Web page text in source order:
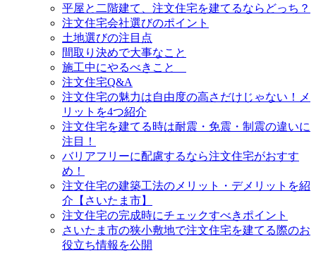
平屋と二階建て、注文住宅を建てるならどっち？
注文住宅会社選びのポイント
土地選びの注目点
間取り決めで大事なこと
施工中にやるべきこと
注文住宅Q&A
注文住宅の魅力は自由度の高さだけじゃない！メ
リットを4つ紹介
注文住宅を建てる時は耐震・免震・制震の違いに
注目！
バリアフリーに配慮するなら注文住宅がおすす
め！
注文住宅の建築工法のメリット・デメリットを紹
介【さいたま市】
注文住宅の完成時にチェックすべきポイント
さいたま市の狭小敷地で注文住宅を建てる際のお
役立ち情報を公開